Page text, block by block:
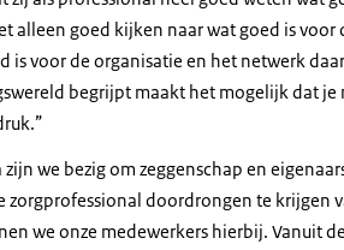
alleen goed kijken naar wat goed is
voor de organisatie en het netwerk
begrijpt maakt het mogelijk dat je
we bezig om zeggenschap en
zorgprofessional doordrongen te krijgen
we onze medewerkers hierbij. Vanuit